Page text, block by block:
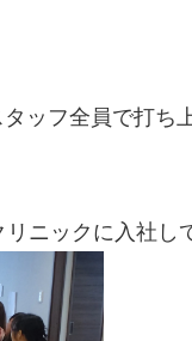
ッフ全員で打ち
ニックに入社し